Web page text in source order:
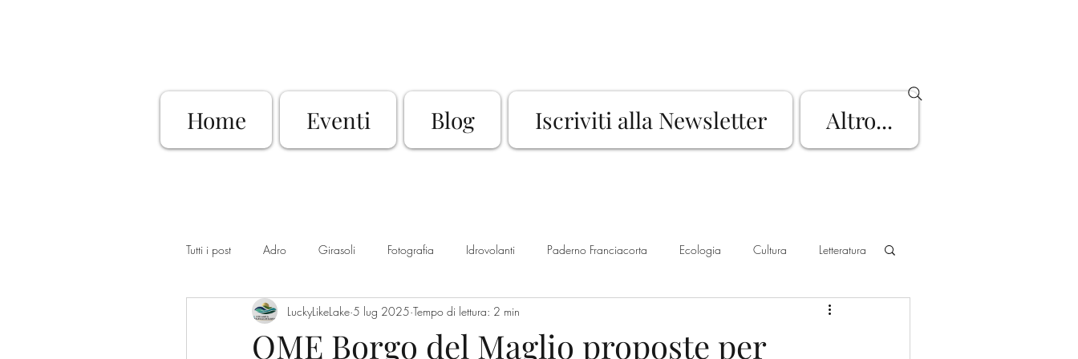
Home Eventi Blog Iscriviti alla Newsletter Altro...
Tutti i post Adro Girasoli Fotografia Idrovolanti Paderno Franciacorta Ecologia Cultura Letteratura
Dimore Storiche Sovere Rassegna Culturale Sport Mountain Bike
OME Borgo del Maglio proposte per
LuckyLikeLake 5 lug 2025 Tempo di lettura: 2 min